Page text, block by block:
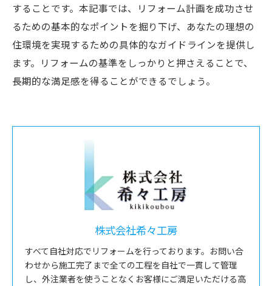
することです。本記事では、リフォーム計画を成功させ
るための基本的なポイントを掘り下げ、あなたの理想の
住環境を実現するための具体的なガイドラインを提供し
ます。リフォームの基準をしっかりと押さえることで、
長期的な満足感を得ることができるでしょう。
株式会社希々工房
すべて自社対応でリフォームを行っております。お問い合
わせから施工完了まで全ての工程を自社で一貫して管理
し、外注業者を使うことなくお客様にご満足いただける高